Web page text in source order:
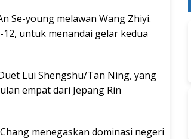
Se-young melawan Wang Zhiyi.
untuk menandai gelar kedua
Lui Shengshu/Tan Ning, yang
empat dari Jepang Rin
menegaskan dominasi negeri